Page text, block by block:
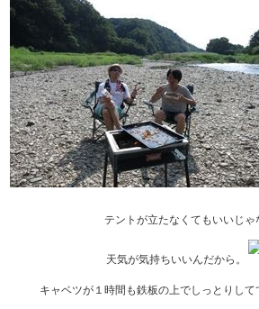
テントが立たなくてもいいじゃ
天気が気持ちいいんだから。
キャベツが１時間も鉄板の上でしっとりして